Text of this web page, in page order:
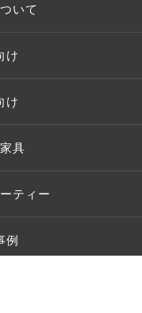
いて
け
け
具
ティー
例